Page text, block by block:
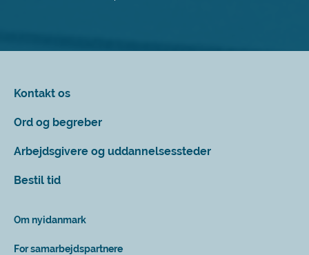
Kontakt os
Ord og begreber
Arbejdsgivere og uddannelsessteder
Bestil tid
Om nyidanmark
For samarbejdspartnere